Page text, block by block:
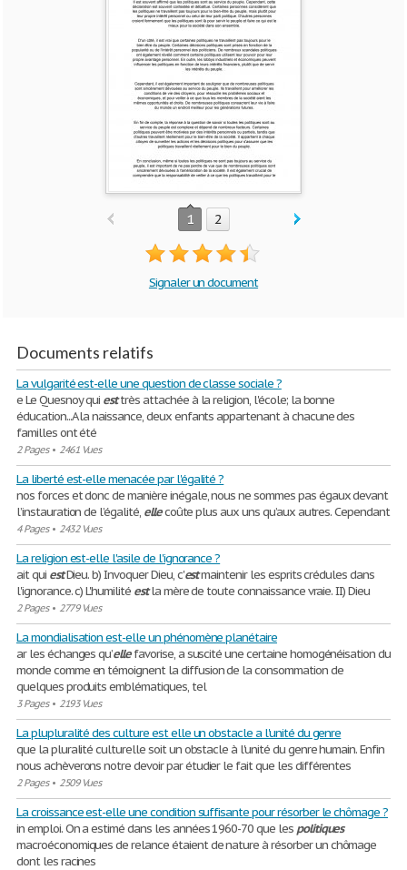
1 2
Signaler un document
Documents relatifs
La vulgarité est-elle une question de classe sociale ?
e Le Quesnoy qui esttrès attachée à la religion, l'école; la bonne
éducation...A la naissance, deux enfants appartenant à chacune des
familles ont été
2 Pages• 2461 Vues
La liberté est-elle menacée par l'égalité ?
nos forces et donc de manière inégale, nous ne sommes pas égaux devant
l’instauration de l’égalité, ellecoûte plus aux uns qu’aux autres. Cependant
4 Pages• 2432 Vues
La religion est-elle l'asile de l'ignorance ?
ait qui estDieu. b) Invoquer Dieu, c'estmaintenir les esprits crédules dans
l'ignorance. c) L'humilité estla mère de toute connaissance vraie. II) Dieu
2 Pages• 2779 Vues
La mondialisation est-elle un phénomène planétaire
ar les échanges qu’ellefavorise, a suscité une certaine homogénéisation du
monde comme en témoignent la diffusion de la consommation de
quelques produits emblématiques, tel
3 Pages• 2193 Vues
La plupluralité des culture est elle un obstacle a l'unité du genre
que la pluralité culturelle soit un obstacle à l'unité du genre humain. Enfin
nous achèverons notre devoir par étudier le fait que les différentes
2 Pages• 2509 Vues
La croissance est-elle une condition suffisante pour résorber le chômage ?
in emploi. On a estimé dans les années 1960-70 que les politiques
macroéconomiques de relance étaient de nature à résorber un chômage
dont les racines